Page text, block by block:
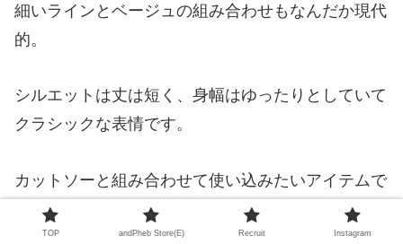
細いラインとベージュの組み合わせもなんだか現代
的。
シルエットは丈は短く、身幅はゆったりとしていて
クラシックな表情です。
カットソーと組み合わせて使い込みたいアイテムで
す。
TOP andPheb Store(E) Recruit Instagram